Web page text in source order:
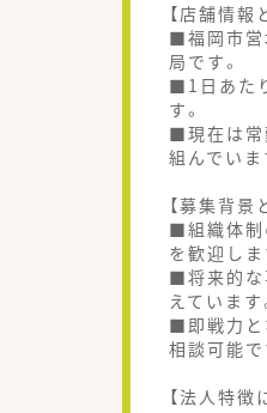
【店舗情報
■福岡市営
局です。
■1日あた
す。
■現在は常
組んでいま
【募集背景
■組織体制
を歓迎しま
■将来的な
えています
■即戦力と
相談可能で
【法人特徴